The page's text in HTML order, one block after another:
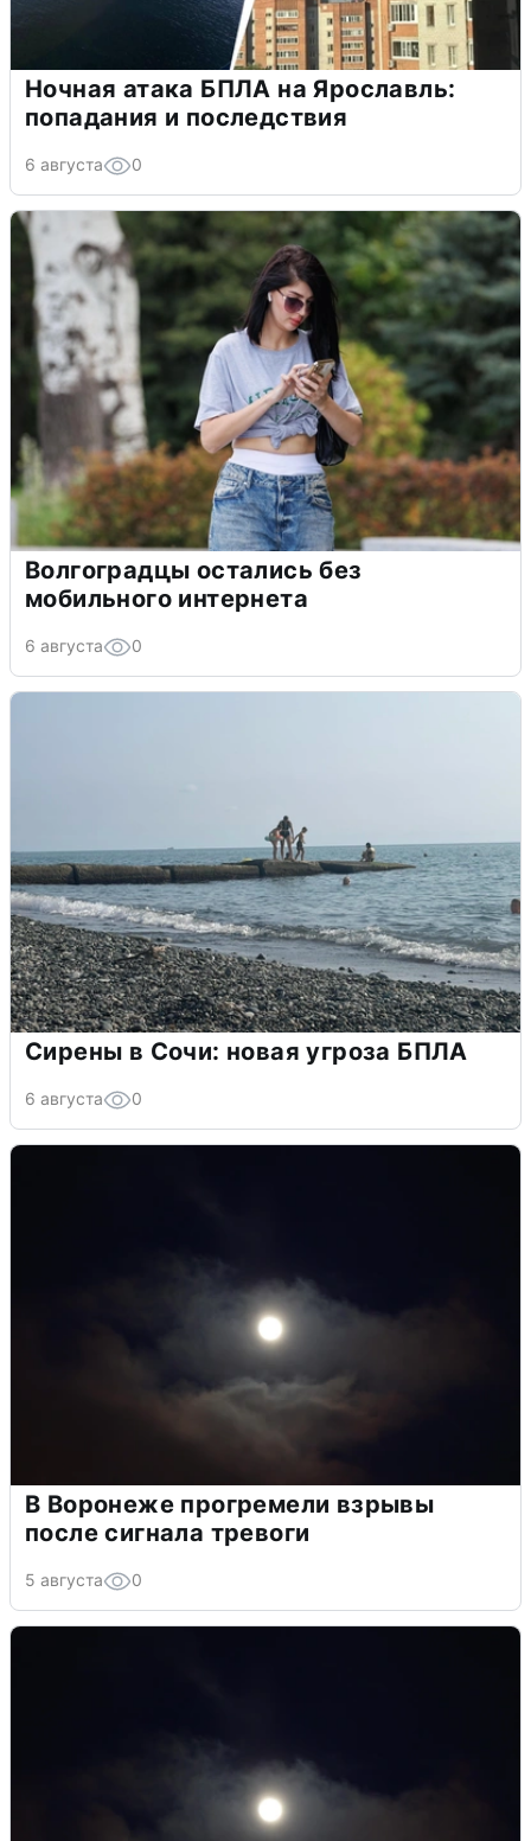
Ночная атака БПЛА на Ярославль:
попадания и последствия
6 августа 0
Волгоградцы остались без
мобильного интернета
6 августа 0
Сирены в Сочи: новая угроза БПЛА
6 августа 0
В Воронеже прогремели взрывы
после сигнала тревоги
5 августа 0